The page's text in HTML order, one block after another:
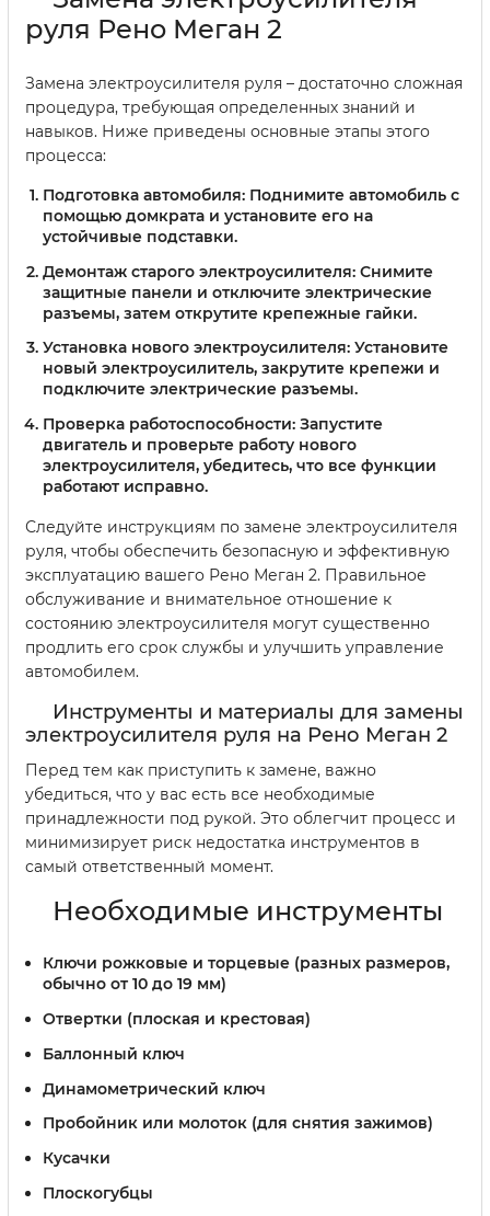
руля Рено Меган 2
Замена электроусилителя руля – достаточно сложная
процедура, требующая определенных знаний и
навыков. Ниже приведены основные этапы этого
процесса:
Подготовка автомобиля: Поднимите автомобиль с
помощью домкрата и установите его на
устойчивые подставки.
Демонтаж старого электроусилителя: Снимите
защитные панели и отключите электрические
разъемы, затем открутите крепежные гайки.
Установка нового электроусилителя: Установите
новый электроусилитель, закрутите крепежи и
подключите электрические разъемы.
Проверка работоспособности: Запустите
двигатель и проверьте работу нового
электроусилителя, убедитесь, что все функции
работают исправно.
Следуйте инструкциям по замене электроусилителя
руля, чтобы обеспечить безопасную и эффективную
эксплуатацию вашего Рено Меган 2. Правильное
обслуживание и внимательное отношение к
состоянию электроусилителя могут существенно
продлить его срок службы и улучшить управление
автомобилем.
Инструменты и материалы для замены
электроусилителя руля на Рено Меган 2
Перед тем как приступить к замене, важно
убедиться, что у вас есть все необходимые
принадлежности под рукой. Это облегчит процесс и
минимизирует риск недостатка инструментов в
самый ответственный момент.
Необходимые инструменты
Ключи рожковые и торцевые (разных размеров,
обычно от 10 до 19 мм)
Отвертки (плоская и крестовая)
Баллонный ключ
Динамометрический ключ
Пробойник или молоток (для снятия зажимов)
Кусачки
Плоскогубцы